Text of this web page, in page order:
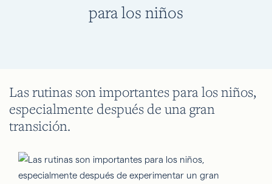
para los niños
Las rutinas son importantes para los niños,
especialmente después de una gran
transición.